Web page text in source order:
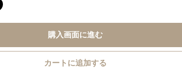
購入画面に進む
カートに追加する